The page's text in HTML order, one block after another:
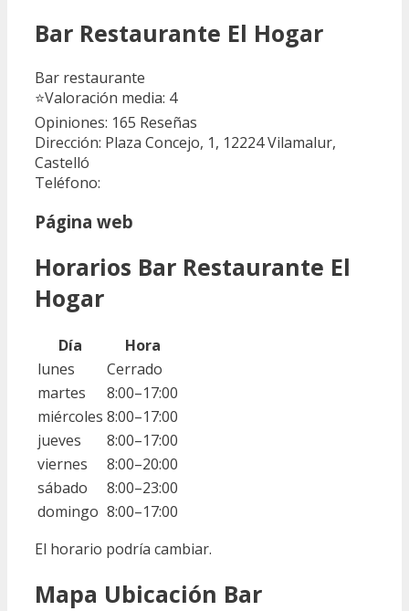
Bar Restaurante El Hogar
Bar restaurante
⭐Valoración media: 4
Opiniones: 165 Reseñas
Dirección: Plaza Concejo, 1, 12224 Vilamalur,
Castelló
Teléfono:
Página web
Horarios Bar Restaurante El
Hogar
Día
Hora
lunes
Cerrado
martes
8:00–17:00
miércoles 8:00–17:00
jueves
8:00–17:00
viernes
8:00–20:00
sábado
8:00–23:00
domingo 8:00–17:00
El horario podría cambiar.
Mapa Ubicación Bar